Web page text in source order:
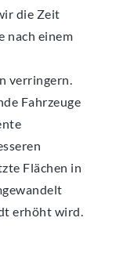
die Zeit
nach einem
verringern.
Fahrzeuge
Flächen in
erhöht wird.